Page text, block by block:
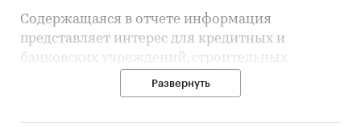
Содержащаяся в отчете информация
представляет интерес для кредитных и
банковских учреждений, строительных
компаний, девелоперов, государственных
Развернуть